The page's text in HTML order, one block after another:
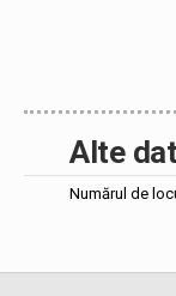
Alte
Numărul de